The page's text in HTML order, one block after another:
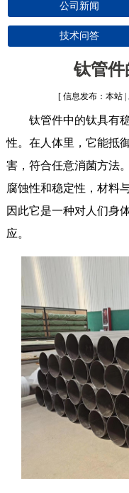
公司新闻
技术问答
钛管件
[ 信息发布：本站 |
钛管件中的钛具有
性。在人体里，它能抵
害，符合任意消菌方法
腐蚀性和稳定性，材料
因此它是一种对人们身
应。